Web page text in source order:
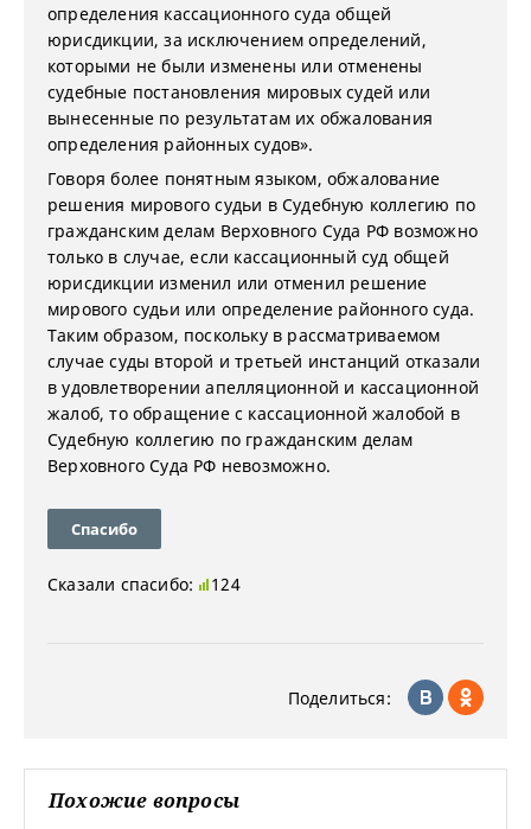
определения кассационного суда общей
юрисдикции, за исключением определений,
которыми не были изменены или отменены
судебные постановления мировых судей или
вынесенные по результатам их обжалования
определения районных судов».
Говоря более понятным языком, обжалование
решения мирового судьи в Судебную коллегию по
гражданским делам Верховного Суда РФ возможно
только в случае, если кассационный суд общей
юрисдикции изменил или отменил решение
мирового судьи или определение районного суда.
Таким образом, поскольку в рассматриваемом
случае суды второй и третьей инстанций отказали
в удовлетворении апелляционной и кассационной
жалоб, то обращение с кассационной жалобой в
Судебную коллегию по гражданским делам
Верховного Суда РФ невозможно.
Спасибо
Сказали спасибо: 124
Поделиться:
Похожие вопросы